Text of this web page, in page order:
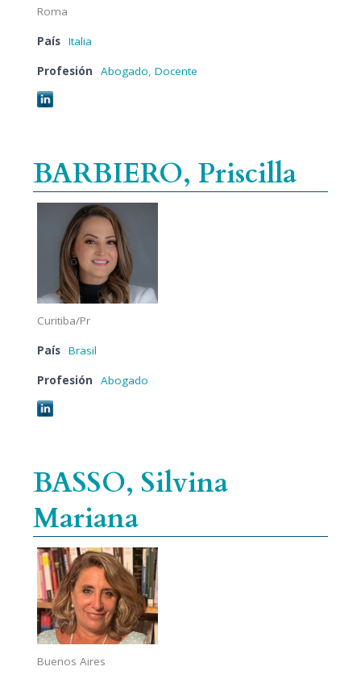
Roma
País Italia
Profesión Abogado, Docente
BARBIERO, Priscilla
Curitiba/Pr
País Brasil
Profesión Abogado
BASSO, Silvina
Mariana
Buenos Aires